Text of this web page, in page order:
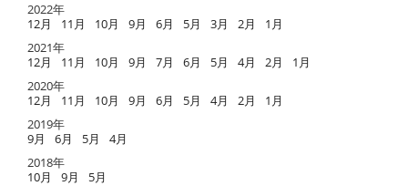
2022年
12月
11月 10月 9月 6月 5月 3月 2月
1月
2021年
12月
11月 10月 9月 7月 6月 5月 4月 2月
1月
2020年
12月
11月 10月 9月 6月 5月 4月 2月
1月
2019年
9月
6月 5月
4月
2018年
10月
9月
5月